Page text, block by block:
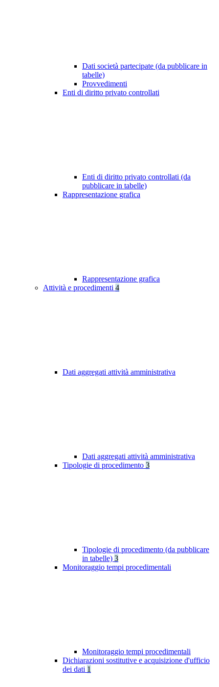
Dati società partecipate (da pubblicare in
tabelle)
Provvedimenti
Enti di diritto privato controllati
Enti di diritto privato controllati (da
pubblicare in tabelle)
Rappresentazione grafica
Rappresentazione grafica
Attività e procedimenti 4
Dati aggregati attività amministrativa
Dati aggregati attività amministrativa
Tipologie di procedimento 3
Tipologie di procedimento (da pubblicare
in tabelle) 3
Monitoraggio tempi procedimentali
Monitoraggio tempi procedimentali
Dichiarazioni sostitutive e acquisizione d'ufficio
dei dati 1